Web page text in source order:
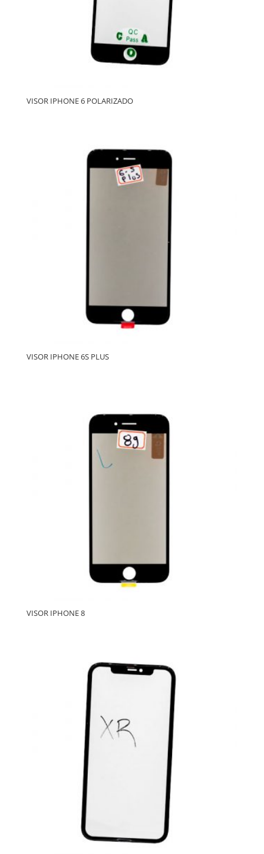
VISOR IPHONE 6 POLARIZADO
VISOR IPHONE 6S PLUS
VISOR IPHONE 8